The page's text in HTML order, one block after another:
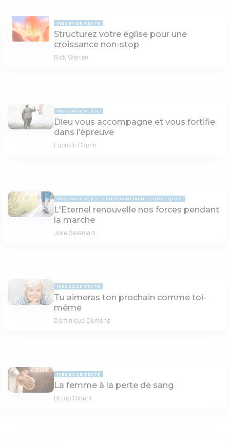
MESSAGE TEXTE
Structurez votre église pour une
croissance non-stop
Rick Warren
MESSAGE TEXTE
Dieu vous accompagne et vous fortifie
dans l’épreuve
Ludovic Caprin
MESSAGE TEXTE ENSEIGNEMENTS BIBLIQUES
L'Eternel renouvelle nos forces pendant
la marche
Jolie Selemani
MESSAGE TEXTE
Tu aimeras ton prochain comme toi-
même
Dominique Dumond
MESSAGE TEXTE
La femme à la perte de sang
Bruno Oldani